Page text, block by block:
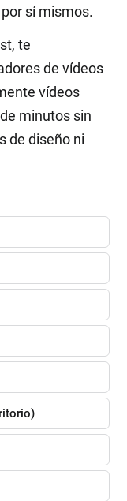
sí mismos.
te
de vídeos
vídeos
minutos sin
de diseño ni